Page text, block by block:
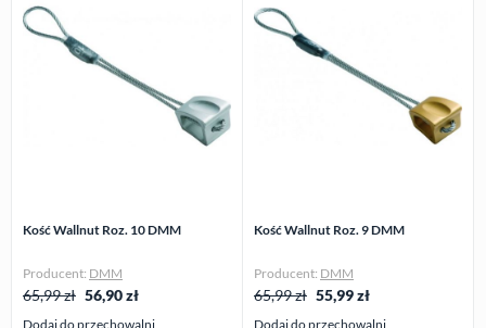
Kość Wallnut Roz. 10 DMM
Producent: DMM
65,99 zł 56,90zł
Dodaj do przechowalni
Kość Wallnut Roz. 9 DMM
Producent: DMM
65,99 zł 55,99zł
Dodaj do przechowalni